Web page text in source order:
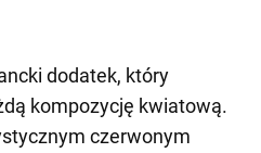
dodatek, który
kompozycję kwiatową.
czerwonym